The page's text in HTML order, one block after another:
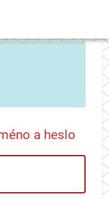
a heslo